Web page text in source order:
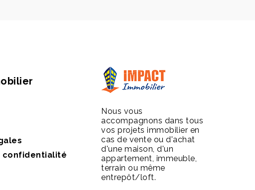
confidentialité
Nous vous
accompagnons dans tous
vos projets immobilier en
cas de vente ou d'achat
d'une maison, d'un
appartement, immeuble,
terrain ou même
entrepôt/loft.